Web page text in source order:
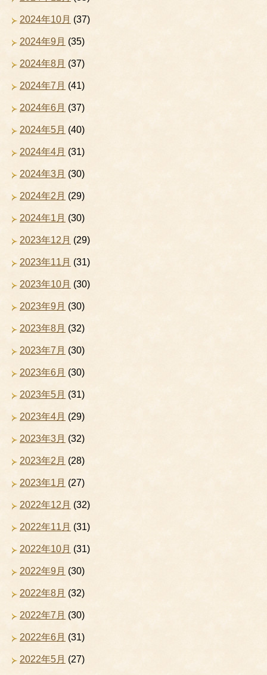
2024年10月 (37)
2024年9月 (35)
2024年8月 (37)
2024年7月 (41)
2024年6月 (37)
2024年5月 (40)
2024年4月 (31)
2024年3月 (30)
2024年2月 (29)
2024年1月 (30)
2023年12月 (29)
2023年11月 (31)
2023年10月 (30)
2023年9月 (30)
2023年8月 (32)
2023年7月 (30)
2023年6月 (30)
2023年5月 (31)
2023年4月 (29)
2023年3月 (32)
2023年2月 (28)
2023年1月 (27)
2022年12月 (32)
2022年11月 (31)
2022年10月 (31)
2022年9月 (30)
2022年8月 (32)
2022年7月 (30)
2022年6月 (31)
2022年5月 (27)